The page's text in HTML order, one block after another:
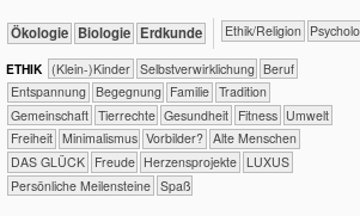
​​​​​​​Ökologie ​​​​​​Biologie ​​​​Erdkunde ​​​​​​​​​​Ethik/​Religion
ETHIK (Klein-)Kinder ​​​​​​​​​​​​​​​​​​​​​​​​​​​​​​​​​​​​​​​​Selbst­verwirklichung ​​​​​​​​​​​​​​​Beruf
​​​​​​​​​​​​​Entspannung ​​​​​​​​​​​​Begegnung ​​​​​​​​​​​Familie ​​​​​​​​​​​Tradition
​​​​​​​​​​Gemeinschaft ​​​​​​​​Tierrechte ​​​​​​Gesundheit ​​​​​Fitness ​​​​​Umwelt
​​​Freiheit ​​Minimalismus ​​Vorbilder? Alte Menschen
DAS GLÜCK Freude Herzensprojekte LUXUS
Persönliche Meilensteine Spaß